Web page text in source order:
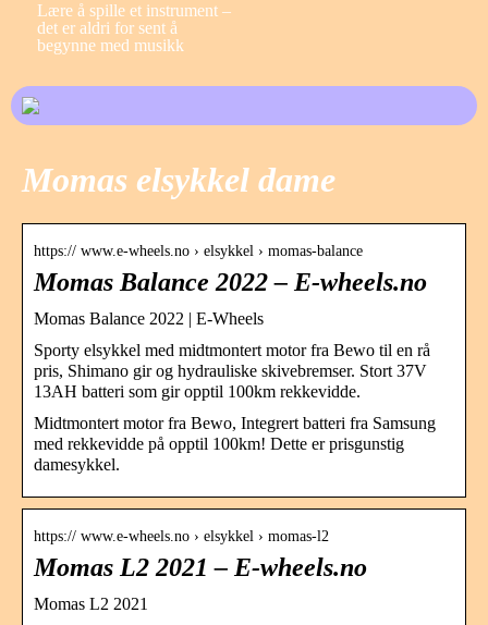
Lære å spille et instrument –
det er aldri for sent å
begynne med musikk
Momas elsykkel dame
https:// www.e-wheels.no › elsykkel › momas-balance
Momas Balance 2022 – E-wheels.no
Momas Balance 2022 | E-Wheels
Sporty elsykkel med midtmontert motor fra Bewo til en rå
pris, Shimano gir og hydrauliske skivebremser. Stort 37V
13AH batteri som gir opptil 100km rekkevidde.
Midtmontert motor fra Bewo, Integrert batteri fra Samsung
med rekkevidde på opptil 100km! Dette er prisgunstig
damesykkel.
https:// www.e-wheels.no › elsykkel › momas-l2
Momas L2 2021 – E-wheels.no
Momas L2 2021